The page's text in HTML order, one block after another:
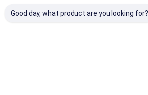
Good day, what product are you looking for?